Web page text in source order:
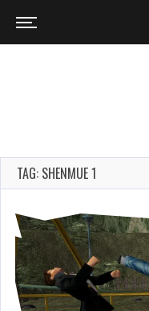
TAG: SHENMUE 1